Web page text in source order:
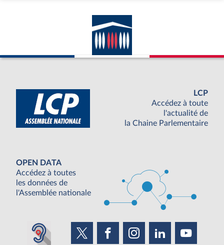
LCP
Accédez à toute
l'actualité de
la Chaine Parlementaire
OPEN DATA
Accédez à toutes
les données de
l'Assemblée nationale